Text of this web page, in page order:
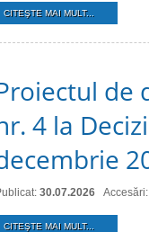
CITEŞTE MAI MULT...
de
4 la
30.07.2026
CITEŞTE MAI MULT...